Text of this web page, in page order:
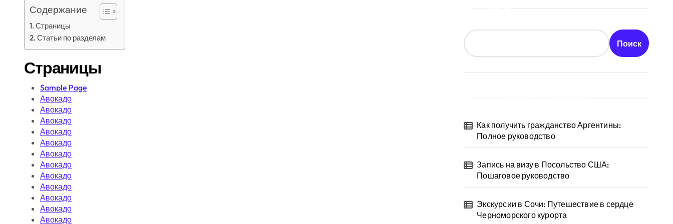
Содержание
Страницы
Статьи по разделам
Страницы
Sample Page
Авокадо
Авокадо
Авокадо
Авокадо
Авокадо
Авокадо
Авокадо
Авокадо
Авокадо
Авокадо
Авокадо
Авокадо
Поиск
Как получить гражданство Аргентины:
Полное руководство
Запись на визу в Посольство США:
Пошаговое руководство
Экскурсии в Сочи: Путешествие в сердце
Черноморского курорта